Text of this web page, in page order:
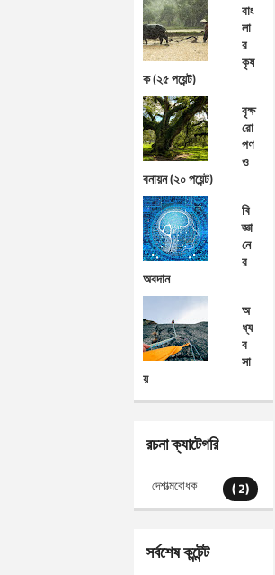
বাং
লা
র
কৃষ
ক (২৫ পয়েন্ট)
বৃক্ষ
রো
পণ
ও
বনায়ন (২০ পয়েন্ট)
বি
জ্ঞা
নে
র
অবদান
অ
ধ্য
ব
সা
য়
রচনা ক্যাটেগরি
দেশাত্মবোধক ( 2)
সর্বশেষ কন্টেন্ট